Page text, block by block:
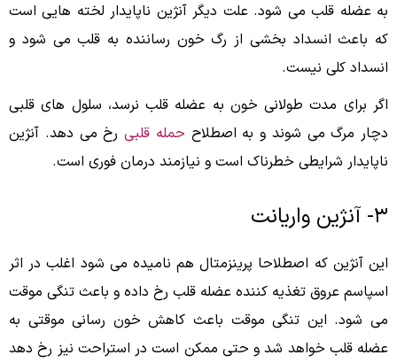
به عضله قلب می شود. علت دیگر آنژین ناپایدار لخته هایی است
که باعث انسداد بخشی از رگ خون رساننده به قلب می شود و
انسداد کلی نیست.
اگر برای مدت طولانی خون به عضله قلب نرسد، سلول های قلبی
دچار مرگ می شوند و به اصطلاح حمله قلبی رخ می دهد. آنژین
ناپایدار شرایطی خطرناک است و نیازمند درمان فوری است.
۳- آنژین واریانت
این آنژین که اصطلاحا پرینزمتال هم نامیده می شود اغلب در اثر
اسپاسم عروق تغذیه کننده عضله قلب رخ داده و باعث تنگی موقت
می شود. این تنگی موقت باعث کاهش خون رسانی موقتی به
عضله قلب خواهد شد و حتی ممکن است در استراحت نیز رخ دهد